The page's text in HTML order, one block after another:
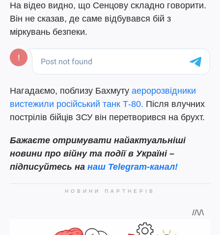
На відео видно, що Сенцову складно говорити.
Він не сказав, де саме відбувався бій з
міркувань безпеки.
Нагадаємо, поблизу Бахмуту аеророзвідники
вистежили російський танк Т-80. Після влучних
пострілів бійців ЗСУ він перетворився на брухт.
Бажаєте отримувати найактуальніші
новини про війну та події в Україні –
підписуйтесь на наш Telegram-канал!